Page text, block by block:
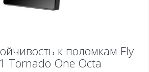
к поломкам Fly
Tornado One Octa